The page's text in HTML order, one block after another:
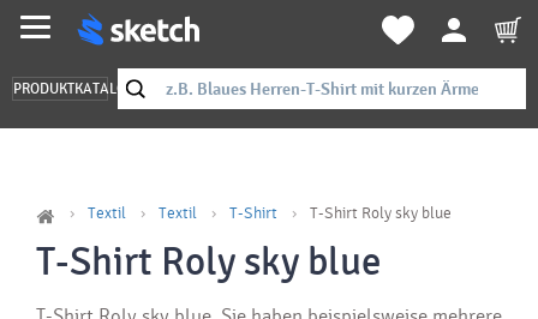
PRODUKTKATALOG
Textil Textil T-Shirt T-Shirt Roly sky blue
T-Shirt Roly sky blue